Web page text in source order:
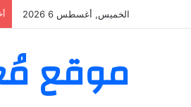
الخميس, أغسطس 6 2026
موقع